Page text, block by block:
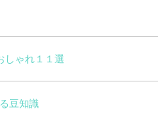
しゃれ１１選
豆知識